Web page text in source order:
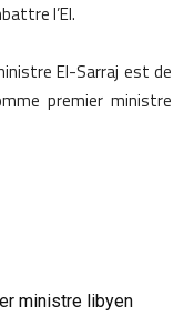
l’EI.
El-Sarraj est de
premier ministre
ministre libyen